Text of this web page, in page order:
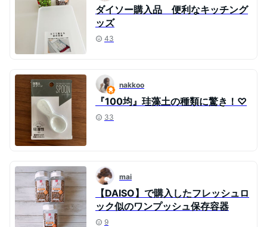
ダイソー購入品 便利なキッチング
ッズ
43
nakkoo
『100均』珪藻土の種類に驚き！♡
33
mai
【DAISO】で購入したフレッシュロ
ック似のワンプッシュ保存容器
9